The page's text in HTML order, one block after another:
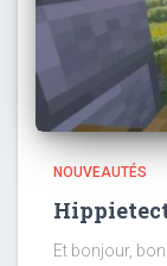
NOUVEAUTÉS
Et bonjour,